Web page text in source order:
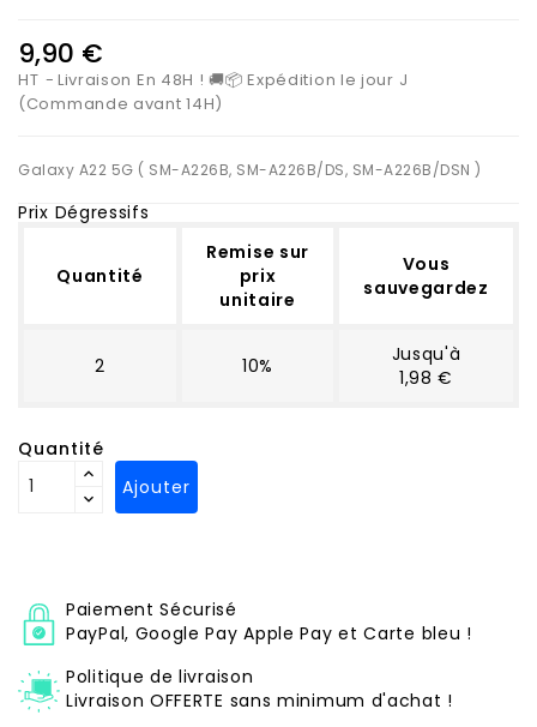
9,90 €
HT
Livraison En 48H ! 🚚📦 Expédition le jour J
(Commande avant 14H)
Galaxy A22 5G ( SM-A226B, SM-A226B/DS, SM-A226B/DSN )
Prix Dégressifs
Quantité
Remise sur
prix
unitaire
Vous
sauvegardez
2 10%
Jusqu'à
1,98 €
Quantité
Ajouter
Paiement Sécurisé
PayPal, Google Pay Apple Pay et Carte bleu !
Politique de livraison
Livraison OFFERTE sans minimum d'achat !